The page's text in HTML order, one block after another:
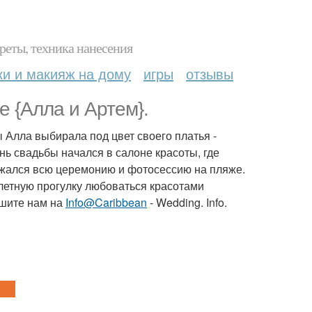
техника нанесения
и макияж на дому игры отзывы
{Алла и Артем}.
выбирала под цвет своего платья -
свадьбы начался в салоне красоты, где
всю церемонию и фотосессию на пляже.
прогулку любоваться красотами
нам на Info@Caribbean - Wedding. Info.